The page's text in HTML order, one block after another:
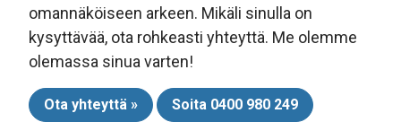
omannäköiseen arkeen. Mikäli sinulla on
kysyttävää, ota rohkeasti yhteyttä. Me olemme
olemassa sinua varten!
Ota yhteyttä » Soita 0400 980 249